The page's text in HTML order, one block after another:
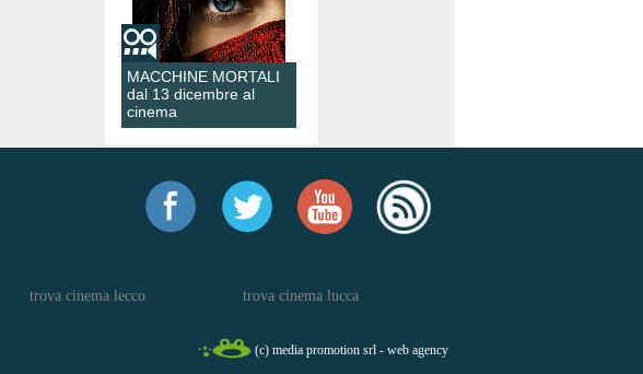
MACCHINE MORTALI
dal 13 dicembre al
cinema
trova cinema lecco trova cinema lucca
(c) media promotion srl - web agency